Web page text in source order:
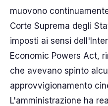
muovono
Corte Suprema degli
imposti ai sensi
Economic Powers Act,
che avevano spinto
approvvigionamento
L'amministrazione ha